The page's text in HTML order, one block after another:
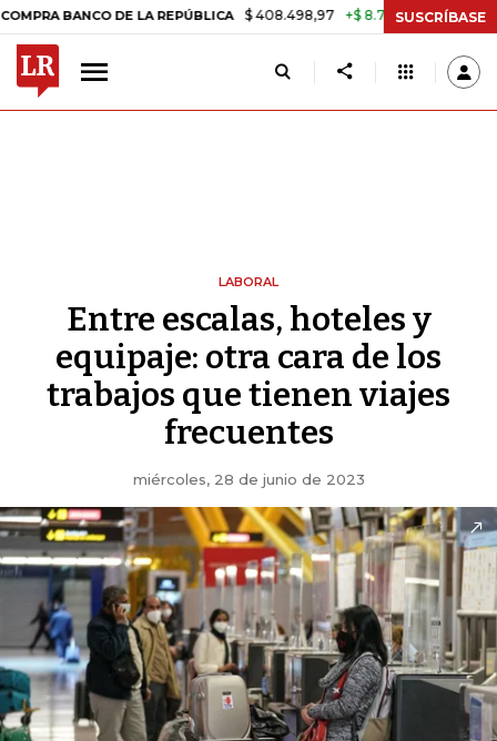
DE LA REPÚBLICA $ 408.498,97 +$ 8.753,81 +2,19% TASA DE
SUSCRÍBASE
LABORAL
Entre escalas, hoteles y
equipaje: otra cara de los
trabajos que tienen viajes
frecuentes
miércoles, 28 de junio de 2023